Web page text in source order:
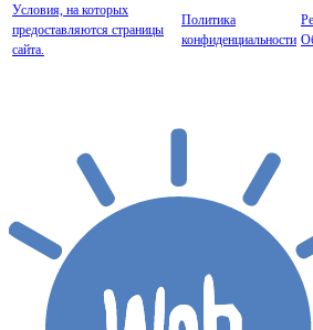
Условия, на которых
предоставляются страницы
сайта.
Политика
конфиденциальности